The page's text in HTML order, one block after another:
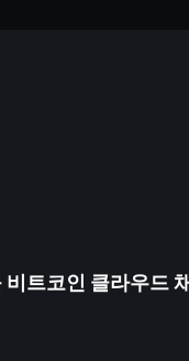
트코인 클라우드